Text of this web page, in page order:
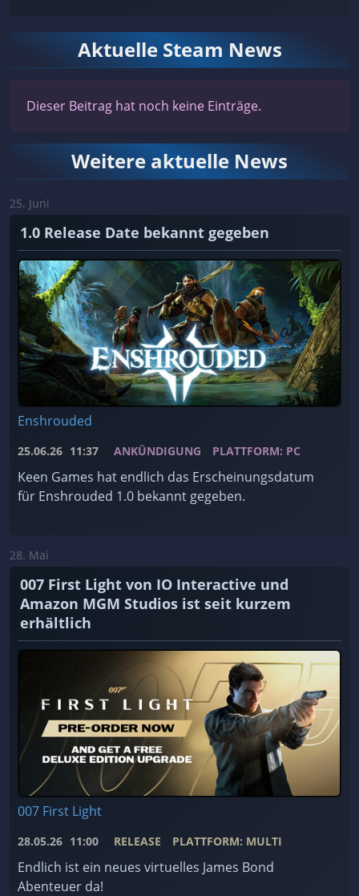
Aktuelle Steam News
Dieser Beitrag hat noch keine Einträge.
Weitere aktuelle News
25. Juni
1.0 Release Date bekannt gegeben
Enshrouded
25.06.26 11:37 ANKÜNDIGUNG PLATTFORM: PC
Keen Games hat endlich das Erscheinungsdatum
für Enshrouded 1.0 bekannt gegeben.
28. Mai
007 First Light von IO Interactive und
Amazon MGM Studios ist seit kurzem
erhältlich
007 First Light
28.05.26 11:00 RELEASE PLATTFORM: MULTI
Endlich ist ein neues virtuelles James Bond
Abenteuer da!